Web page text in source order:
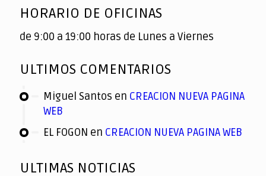
HORARIO DE OFICINAS
de 9:00 a 19:00 horas de Lunes a Viernes
ULTIMOS COMENTARIOS
Miguel Santos en CREACION NUEVA PAGINA
WEB
EL FOGON en CREACION NUEVA PAGINA WEB
ULTIMAS NOTICIAS